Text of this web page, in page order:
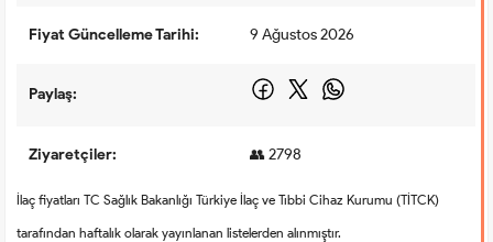
Fiyat Güncelleme Tarihi: 9 Ağustos 2026
Paylaş:
Ziyaretçiler: 👥 2798
İlaç fiyatları TC Sağlık Bakanlığı Türkiye İlaç ve Tıbbi Cihaz Kurumu (TİTCK)
tarafından haftalık olarak yayınlanan listelerden alınmıştır.